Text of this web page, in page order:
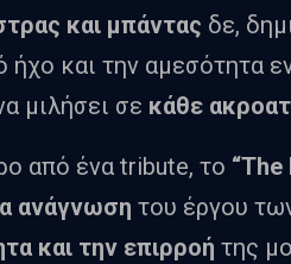
και μπάντας δε,
και την αμεσότητα
μιλήσει σε κάθε
από ένα tribute, το “The
ανάγνωση του έργου
και την επιρροή της